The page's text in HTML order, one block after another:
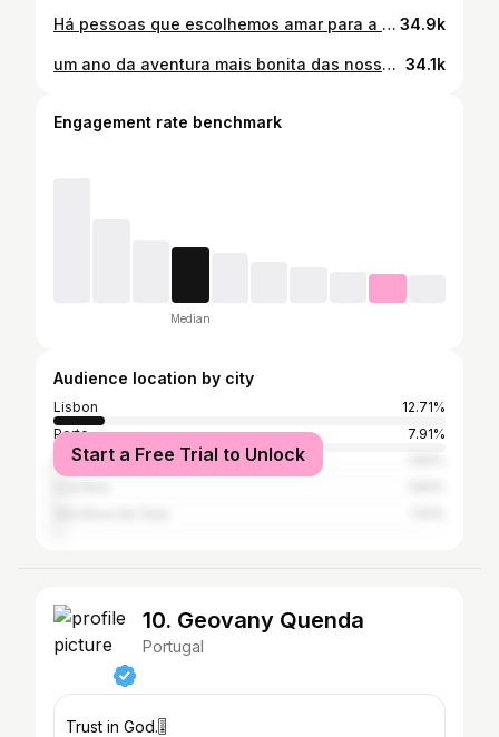
Há pessoas que escolhemos amar para a vida toda. Ontem celebrámos uma dessas escolhas. Foi um dos dias mais felizes da minha vida, porque vi a minha melhor amiga casar com alguém que a ama exatamente por quem ela é. A @gloriabdias tem o dom raro de iluminar qualquer lugar onde entra: a alegria, personalidade e energia que traz, faz com que tudo à sua volta ganhe mais vida. Ontem foi mais um capítulo de uma amizade com 16 anos, construída em memórias, crescimento e lealdade. Daquelas amizades que deixam de caber na palavra “amizade” e passam a chamar-se família. Ver-te viver este sonho ao lado do amor da tua vida foi um privilégio. E, acima de tudo, ver-te sentir tão amada, tão vista e tão feliz, exatamente como sempre mereceste. Que nunca te faltem motivos para brilhar. E que nunca te esqueças de que, aconteça o que acontecer, estarei sempre pronta para ti ♡ 34.9k
um ano da aventura mais bonita das nossas vidas ♡ 34.1k
Engagement rate benchmark
Median
Audience location by city
Lisbon
12.71%
Porto
7.91%
Braga
Start a Free Trial to Unlock
10. Geovany Quenda
Portugal
Trust in God.🎚️